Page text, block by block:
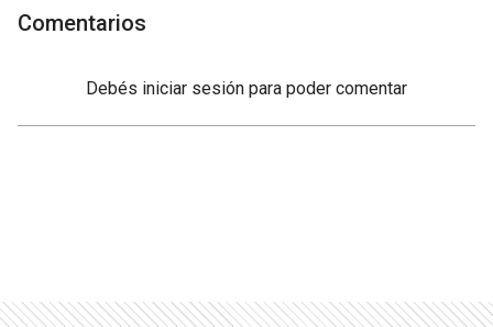
Comentarios
Debés iniciar sesión para poder comentar